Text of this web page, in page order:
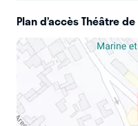
Plan d’accès Théâtre